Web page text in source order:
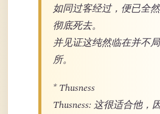
如同过客经过，便已全然
彻底死去。
并见证这纯然临在并不
所。
* Thusness
Thusness: 这很适合他，